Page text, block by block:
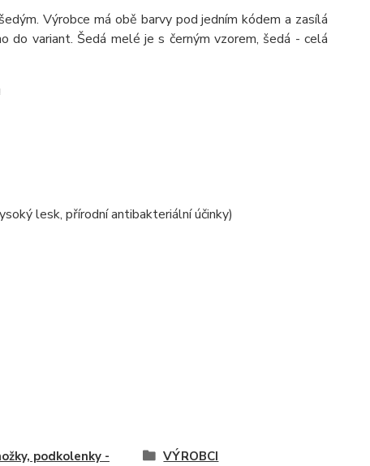
Výrobce má obě barvy pod jedním kódem a zasílá
variant. Šedá melé je s černým vzorem, šedá - celá
lesk, přírodní antibakteriální účinky)
podkolenky -
VÝROBCI